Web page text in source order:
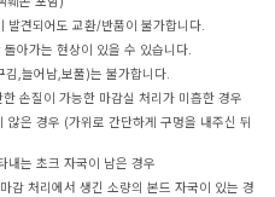
발견되어도 교환/반품이 불가합니다.
아가는 현상이 있을 수 있습니다.
,늘어남,보풀)는 불가합니다.
손질이 가능한 마감실 처리가 미흡한 경우
은 경우 (가위로 간단하게 구멍을 내주신 뒤
내는 초크 자국이 남은 경우
감 처리에서 생긴 소량의 본드 자국이 있는 경